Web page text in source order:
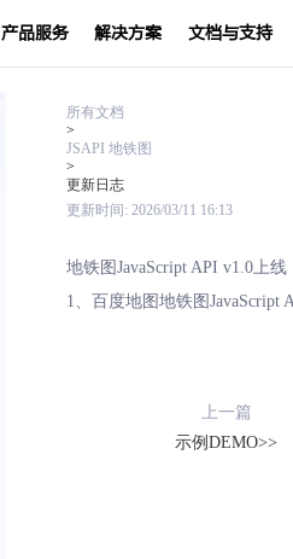
产品服务 解决方案 文档与支持
所有文档
>
JSAPI 地铁图
>
更新日志
更新时间: 2026/03/11 16:13
地铁图JavaScript API v1.0上线
1、百度地图地铁图JavaScript
上一篇
示例DEMO>>